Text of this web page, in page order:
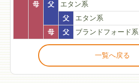
母
父
エタン系
父
エタン系
母
父 ブランドフォード系
一覧へ戻る